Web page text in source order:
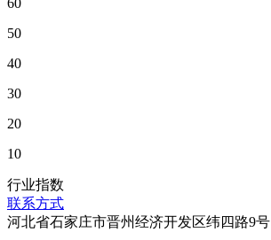
50
40
30
20
10
行业指数
联系方式
河北省石家庄市晋州经济开发区纬四路9号